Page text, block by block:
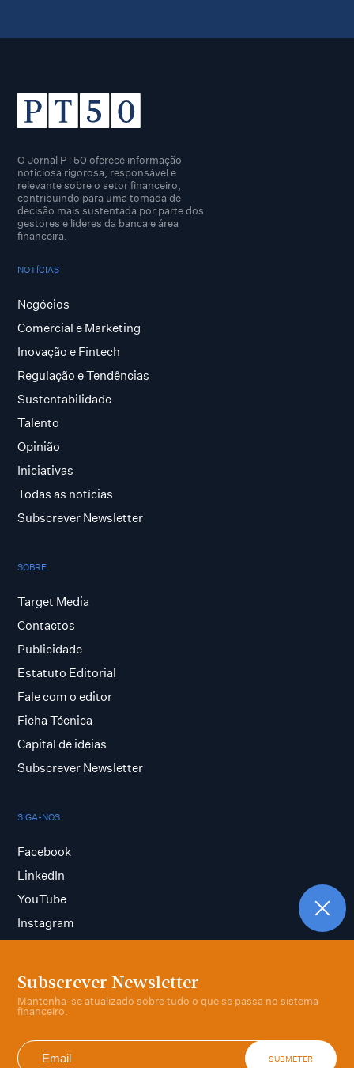
Subscrever Newsletter
Mantenha-se atualizado sobre tudo o que se passa no sistema
financeiro.
SUBMETER
O Jornal PT50 oferece informação
noticiosa rigorosa, responsável e
relevante sobre o setor financeiro,
contribuindo para uma tomada de
decisão mais sustentada por parte dos
gestores e lideres da banca e área
financeira.
NOTÍCIAS
Negócios
Comercial e Marketing
Inovação e Fintech
Regulação e Tendências
Sustentabilidade
Talento
Opinião
Iniciativas
Todas as notícias
Subscrever Newsletter
SOBRE
Target Media
Contactos
Publicidade
Estatuto Editorial
Fale com o editor
Ficha Técnica
Capital de ideias
Subscrever Newsletter
SIGA-NOS
Facebook
LinkedIn
YouTube
Instagram
Termos e condições
Política de privacidade